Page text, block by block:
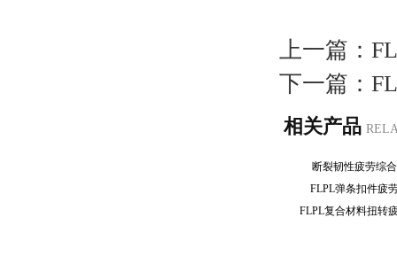
上一篇：
下一篇：
相关产品
断裂韧性疲劳综
FLPL弹条扣件
FLPL复合材料扭